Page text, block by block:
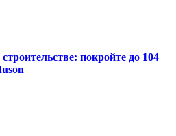
покройте до 104